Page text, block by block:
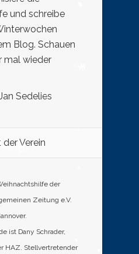
und schreibe
Blog. Schauen
mal wieder
Sedelies
der Verein
der
Zeitung e.V.
ist Dany Schrader,
HAZ. Stellvertretender